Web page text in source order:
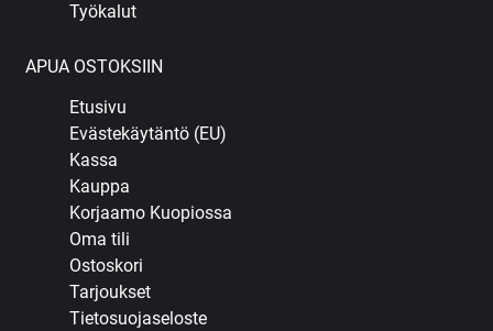
Työkalut
APUA OSTOKSIIN
Etusivu
Evästekäytäntö (EU)
Kassa
Kauppa
Korjaamo Kuopiossa
Oma tili
Ostoskori
Tarjoukset
Tietosuojaseloste